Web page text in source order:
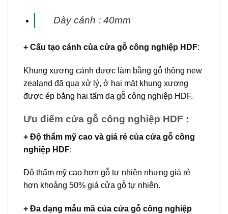
Dày cánh : 40mm
+ Cấu tạo cánh của cửa gỗ công nghiệp HDF:
Khung xương cánh được làm bằng gỗ thông new
zealand đã qua xử lý, ở hai mặt khung xương
được ép bằng hai tấm da gỗ công nghiệp HDF.
Ưu điểm cửa gỗ công nghiệp HDF :
+ Độ thẩm mỹ cao và giá rẻ của cửa gỗ công
nghiệp HDF:
Độ thẩm mỹ cao hơn gỗ tự nhiên nhưng giá rẻ
hơn khoảng 50% giá cửa gỗ tự nhiên.
+ Đa dạng mẫu mã của cửa gỗ công nghiệp